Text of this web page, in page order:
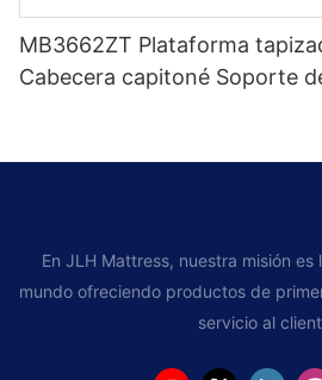
MB3662ZT Plataforma
Cabecera capitoné Soporte
En JLH Mattress, nuestra misión es
mundo ofreciendo productos de
servicio al